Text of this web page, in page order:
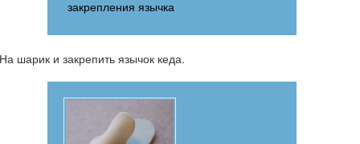
закрепления язычка
На шарик и закрепить язычок кеда.